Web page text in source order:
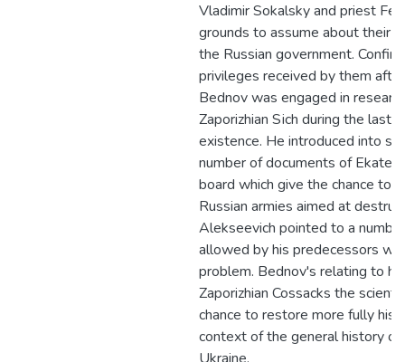
Vladimir Sokalsky and priest
grounds to assume about their
the Russian government.
privileges received by them
Bednov was engaged in
Zaporizhian Sіch during the last
existence. He introduced into
number of documents of
board which give the chance to
Russian armies aimed at
Alekseevich pointed to a
allowed by his predecessors
problem. Bednov's relating to
Zaporizhian Cossacks the
chance to restore more fully
context of the general history of